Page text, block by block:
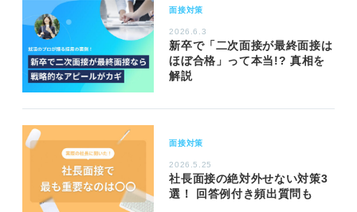
面接対策
2026.6.3
新卒で「二次面接が最終面接は
ほぼ合格」って本当!? 真相を
解説
面接対策
2026.5.25
社長面接の絶対外せない対策3
選！ 回答例付き頻出質問も